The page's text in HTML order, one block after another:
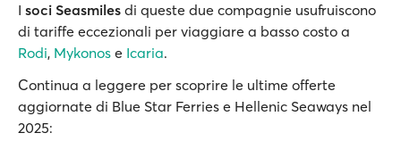
I soci Seasmiles di queste due compagnie usufruiscono
di tariffe eccezionali per viaggiare a basso costo a
Rodi, Mykonos e Icaria.
Continua a leggere per scoprire le ultime offerte
aggiornate di Blue Star Ferries e Hellenic Seaways nel
2025: